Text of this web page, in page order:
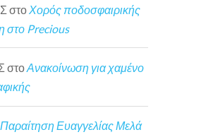
στο Χορός ποδοσφαιρικής
στο Precious
στοΑνακοίνωση για χαμένο
Παραίτηση Ευαγγελίας Μελά